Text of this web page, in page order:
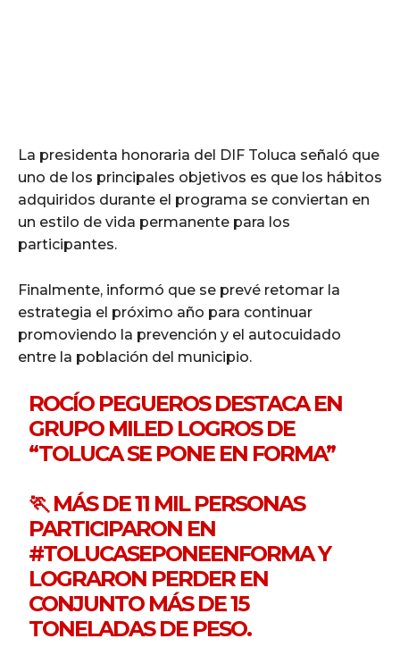
La presidenta honoraria del DIF Toluca señaló que
uno de los principales objetivos es que los hábitos
adquiridos durante el programa se conviertan en
un estilo de vida permanente para los
participantes.
Finalmente, informó que se prevé retomar la
estrategia el próximo año para continuar
promoviendo la prevención y el autocuidado
entre la población del municipio.
ROCÍO PEGUEROS DESTACA EN
GRUPO MILED LOGROS DE
“TOLUCA SE PONE EN FORMA”
🏃 MÁS DE 11 MIL PERSONAS
PARTICIPARON EN
#TOLUCASEPONEENFORMAY
LOGRARON PERDER EN
CONJUNTO MÁS DE 15
TONELADAS DE PESO.